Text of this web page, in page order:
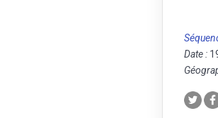
Date :